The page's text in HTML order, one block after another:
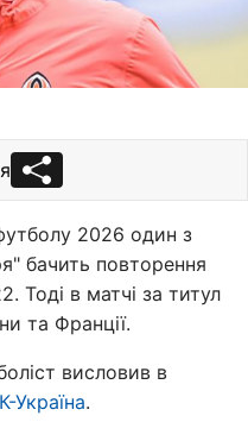
2026 один з
бачить повторення
Тоді в матчі за титул
та Франції.
висловив в
Україна.